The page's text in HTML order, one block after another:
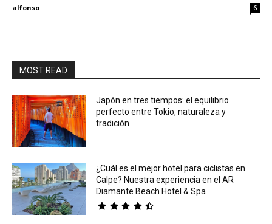
alfonso 6
MOST READ
Japón en tres tiempos: el equilibrio
perfecto entre Tokio, naturaleza y
tradición
¿Cuál es el mejor hotel para ciclistas en
Calpe? Nuestra experiencia en el AR
Diamante Beach Hotel & Spa